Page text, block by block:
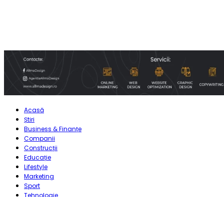
Acasă
Știri
Business & Finanțe
Companii
Construcții
Educație
Lifestyle
Marketing
Sport